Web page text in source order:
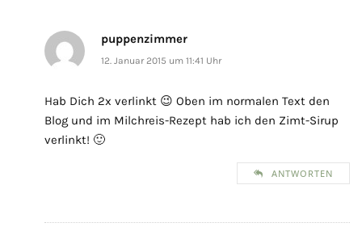
puppenzimmer
12. Januar 2015 um 11:41 Uhr
Hab Dich 2x verlinkt 😉 Oben im normalen Text den
Blog und im Milchreis-Rezept hab ich den Zimt-Sirup
verlinkt! 🙂
ANTWORTEN